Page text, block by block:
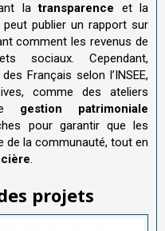
latransparence et la
peut publier un rapport sur
comment les revenus de
sociaux. Cependant,
Français selon l’INSEE,
comme des ateliers
gestion patrimoniale
pour garantir que les
de la communauté, tout en
.
projets